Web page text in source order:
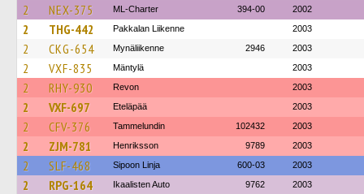
2 NEX-375 ML-Charter 394-00 2002
2 THG-442 Pakkalan Liikenne 2003
2 CKG-654 Mynäliikenne 2946 2003
2 VXF-835 Mäntylä 2003
2 RHY-930 Revon 2003
2 VXF-697 Eteläpää 2003
2 CFV-376 Tammelundin 102432 2003
2 ZJM-781 Henriksson 9789 2003
2 SLF-468 Sipoon Linja 600-03 2003
2 RPG-164 Ikaalisten Auto 9762 2003